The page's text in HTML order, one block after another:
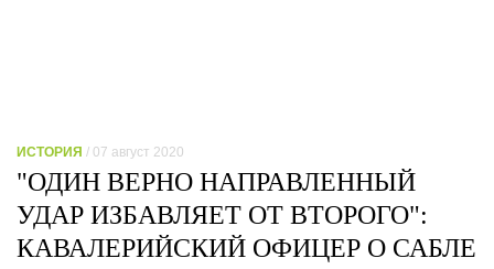
ИСТОРИЯ / 07 август 2020
"ОДИН ВЕРНО НАПРАВЛЕННЫЙ
УДАР ИЗБАВЛЯЕТ ОТ ВТОРОГО":
КАВАЛЕРИЙСКИЙ ОФИЦЕР О САБЛЕ